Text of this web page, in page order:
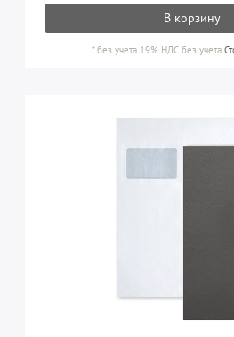
В корзину
*без учета 19% НДС без учета